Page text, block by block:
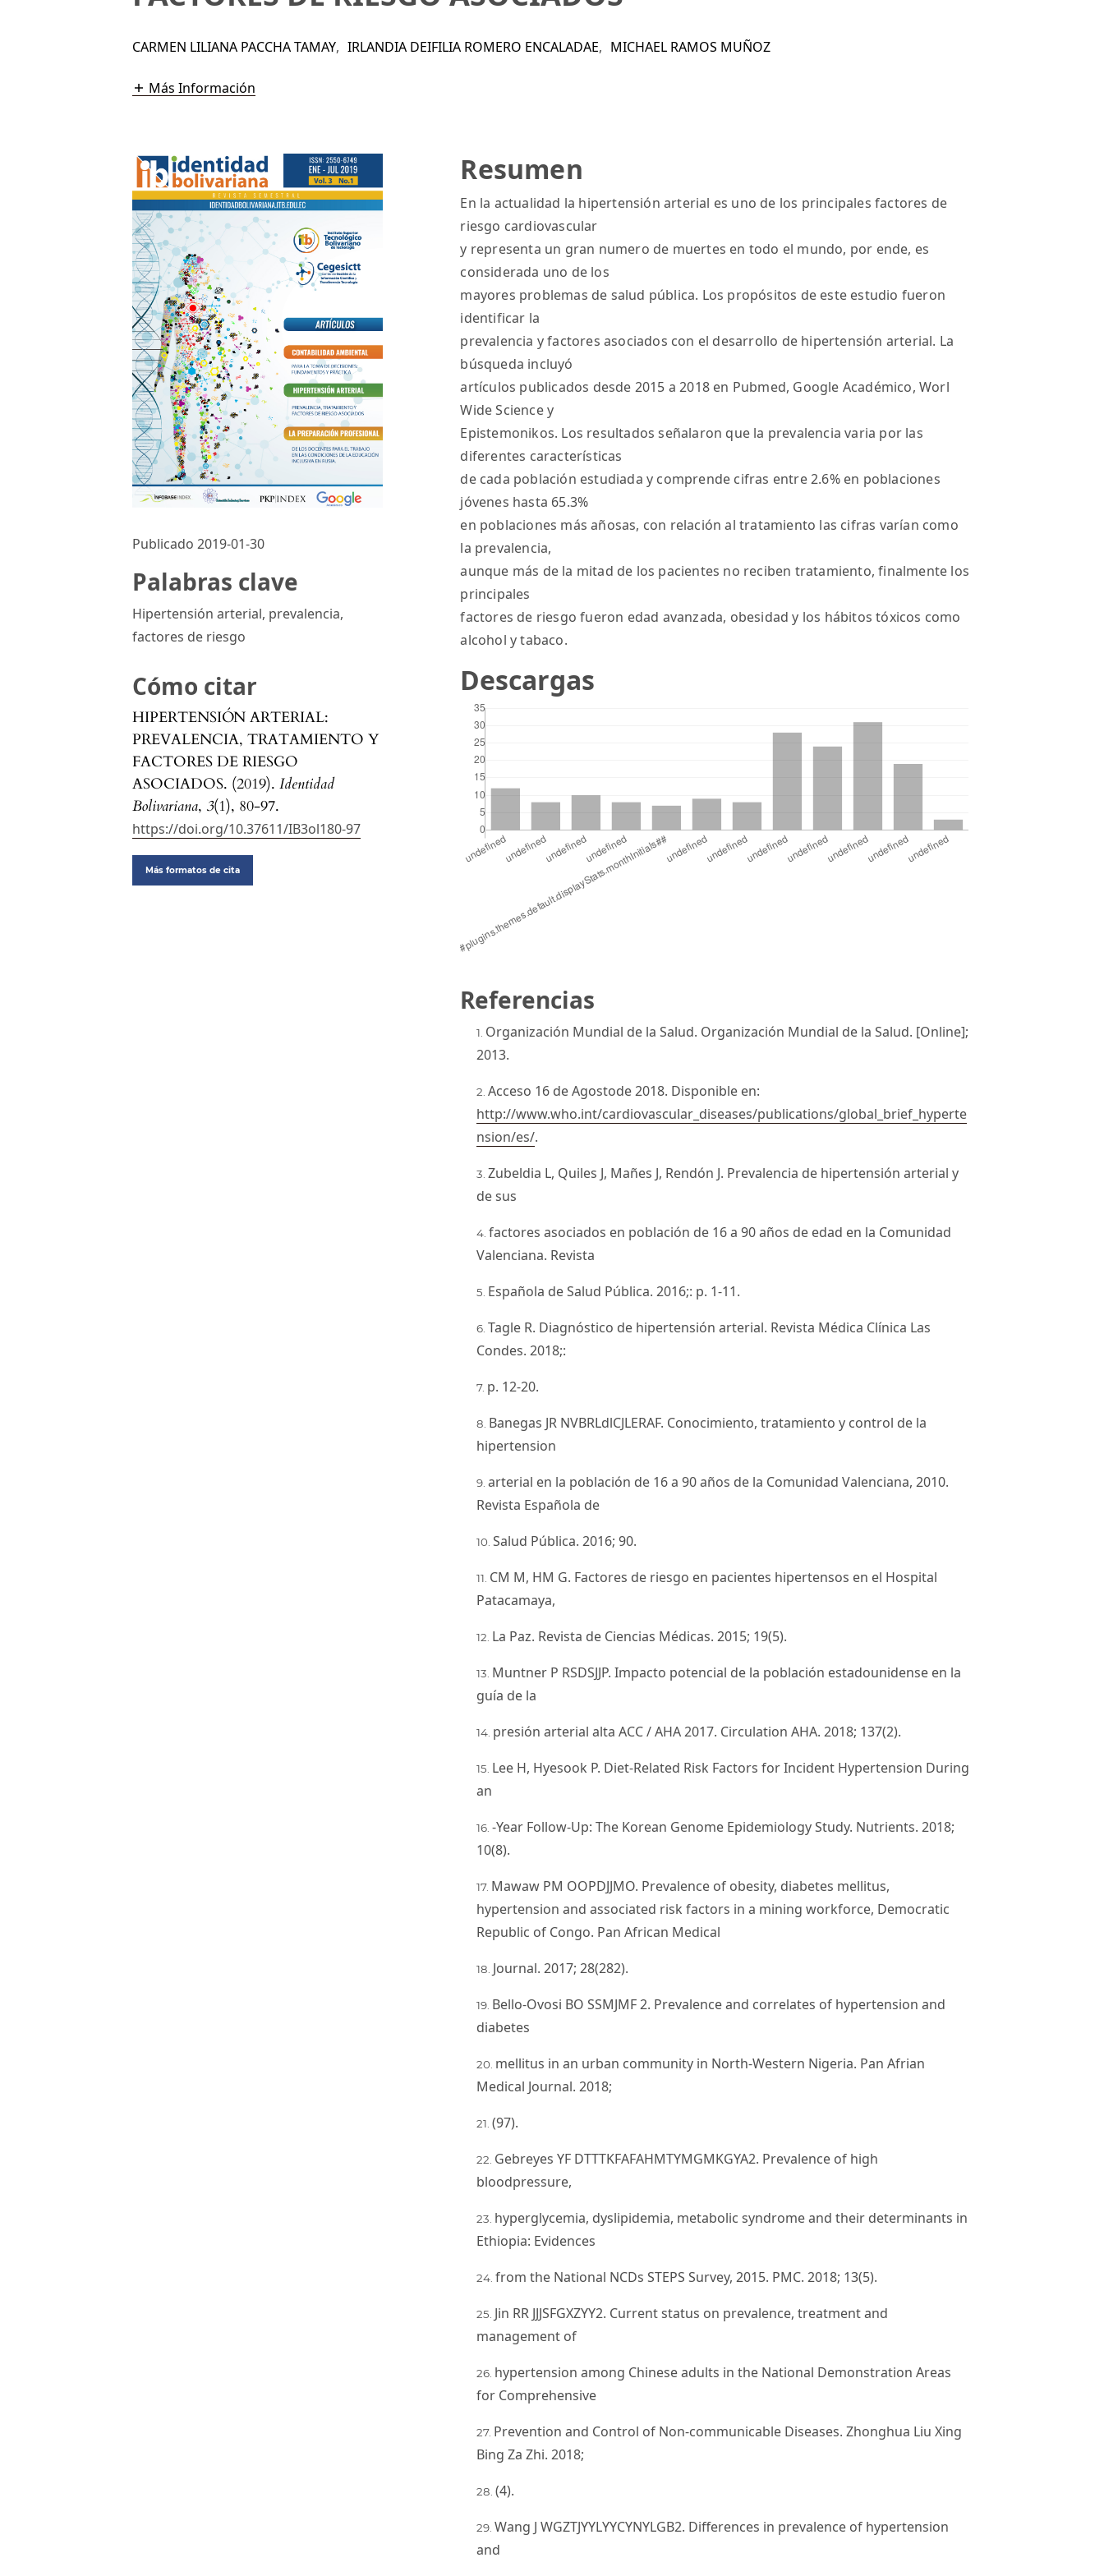
CARMEN LILIANA PACCHA TAMAY, IRLANDIA DEIFILIA ROMERO ENCALADAE, MICHAEL RAMOS MUÑOZ
Más Información
Publicado 2019-01-30
Palabras clave
Hipertensión arterial, prevalencia,
factores de riesgo
Cómo citar
HIPERTENSIÓN ARTERIAL:
PREVALENCIA, TRATAMIENTO Y
FACTORES DE RIESGO
ASOCIADOS. (2019).Identidad
Bolivariana, 3(1), 80-97.
https://doi.org/10.37611/IB3ol180-97
Más formatos de cita
Resumen
En la actualidad la hipertensión arterial es uno de los principales factores de
riesgo cardiovascular
y representa un gran numero de muertes en todo el mundo, por ende, es
considerada uno de los
mayores problemas de salud pública. Los propósitos de este estudio fueron
identificar la
prevalencia y factores asociados con el desarrollo de hipertensión arterial. La
búsqueda incluyó
artículos publicados desde 2015 a 2018 en Pubmed, Google Académico, Worl
Wide Science y
Epistemonikos. Los resultados señalaron que la prevalencia varia por las
diferentes características
de cada población estudiada y comprende cifras entre 2.6% en poblaciones
jóvenes hasta 65.3%
en poblaciones más añosas, con relación al tratamiento las cifras varían como
la prevalencia,
aunque más de la mitad de los pacientes no reciben tratamiento, finalmente los
principales
factores de riesgo fueron edad avanzada, obesidad y los hábitos tóxicos como
alcohol y tabaco.
Descargas
Referencias
Organización Mundial de la Salud. Organización Mundial de la Salud. [Online];
2013.
Acceso 16 de Agostode 2018. Disponible en:
http://www.who.int/cardiovascular_diseases/publications/global_brief_hyperte
nsion/es/.
Zubeldia L, Quiles J, Mañes J, Rendón J. Prevalencia de hipertensión arterial y
de sus
factores asociados en población de 16 a 90 años de edad en la Comunidad
Valenciana. Revista
Española de Salud Pública. 2016;: p. 1-11.
Tagle R. Diagnóstico de hipertensión arterial. Revista Médica Clínica Las
Condes. 2018;:
p. 12-20.
Banegas JR NVBRLdlCJLERAF. Conocimiento, tratamiento y control de la
hipertension
arterial en la población de 16 a 90 años de la Comunidad Valenciana, 2010.
Revista Española de
Salud Pública. 2016; 90.
CM M, HM G. Factores de riesgo en pacientes hipertensos en el Hospital
Patacamaya,
La Paz. Revista de Ciencias Médicas. 2015; 19(5).
Muntner P RSDSJJP. Impacto potencial de la población estadounidense en la
guía de la
presión arterial alta ACC / AHA 2017. Circulation AHA. 2018; 137(2).
Lee H, Hyesook P. Diet-Related Risk Factors for Incident Hypertension During
an
-Year Follow-Up: The Korean Genome Epidemiology Study. Nutrients. 2018;
10(8).
Mawaw PM OOPDJJMO. Prevalence of obesity, diabetes mellitus,
hypertension and associated risk factors in a mining workforce, Democratic
Republic of Congo. Pan African Medical
Journal. 2017; 28(282).
Bello-Ovosi BO SSMJMF 2. Prevalence and correlates of hypertension and
diabetes
mellitus in an urban community in North-Western Nigeria. Pan Afrian
Medical Journal. 2018;
(97).
Gebreyes YF DTTTKFAFAHMTYMGMKGYA2. Prevalence of high
bloodpressure,
hyperglycemia, dyslipidemia, metabolic syndrome and their determinants in
Ethiopia: Evidences
from the National NCDs STEPS Survey, 2015. PMC. 2018; 13(5).
Jin RR JJJSFGXZYY2. Current status on prevalence, treatment and
management of
hypertension among Chinese adults in the National Demonstration Areas
for Comprehensive
Prevention and Control of Non-communicable Diseases. Zhonghua Liu Xing
Bing Za Zhi. 2018;
(4).
Wang J WGZTJYYLYYCYNYLGB2. Differences in prevalence of hypertension
and